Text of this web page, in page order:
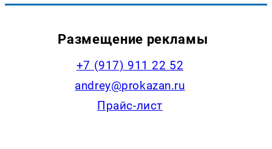
Размещение рекламы
+7 (917) 911 22 52
andrey@prokazan.ru
Прайс-лист